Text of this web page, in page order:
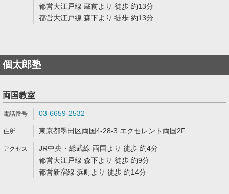
都営大江戸線 蔵前より 徒歩 約13分
都営大江戸線 森下より 徒歩 約13分
個太郎塾
両国教室
03-6659-2532
東京都墨田区両国4-28-3 エクセレント両国2F
JR中央・総武線 両国より 徒歩 約4分
都営大江戸線 森下より 徒歩 約9分
都営新宿線 浜町より 徒歩 約14分